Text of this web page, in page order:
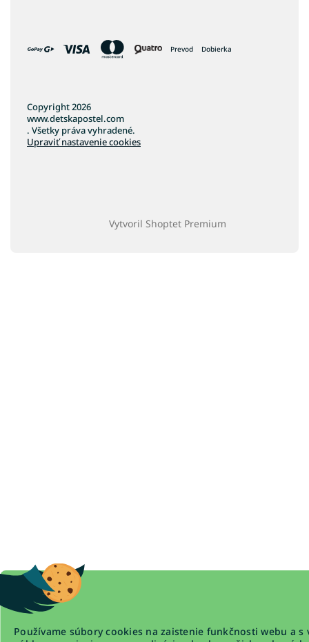
Používame súbory cookies na zaistenie funkčnosti webu a s
Prevod Dobierka
Vytvoril Shoptet Premium
Copyright 2026
www.detskapostel.com
. Všetky práva vyhradené.
Upraviť nastavenie cookies